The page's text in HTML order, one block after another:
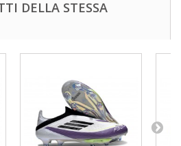
DELLA STESSA